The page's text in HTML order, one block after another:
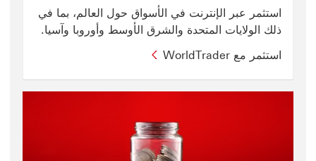
استثمر عبر الإنترنت في الأسواق حول العالم، بما في
ذلك الولايات المتحدة والشرق الأوسط وأوروبا وآسيا.
استثمر مع WorldTrader